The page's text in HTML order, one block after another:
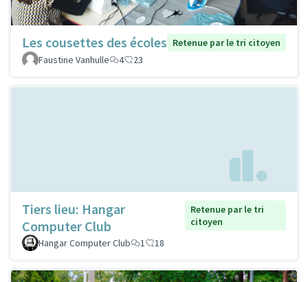
Les cousettes des écoles Retenue par le tri citoyen
Faustine Vanhulle
4 23
Tiers lieu: Hangar
Computer Club
Retenue par le tri
citoyen
Hangar Computer Club
1 18